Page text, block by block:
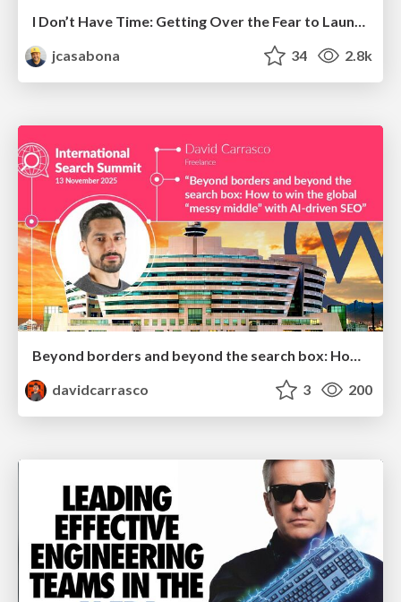
I Don’t Have Time: Getting Over the Fear to Launch Your Podcast
jcasabona
34 2.8k
Beyond borders and beyond the search box: How to win the global "messy middle" with AI-driven SEO
davidcarrasco
3 200